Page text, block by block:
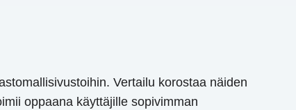
Vertailu korostaa näiden
oppaana käyttäjille sopivimman